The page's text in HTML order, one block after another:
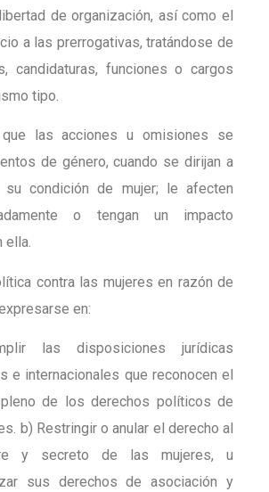
de organización, así como el
a las prerrogativas, tratándose de
candidaturas, funciones o cargos
tipo.
las acciones u omisiones se
de género, cuando se dirijan a
su condición de mujer; le afecten
o tengan un impacto
ella.
contra las mujeres en razón de
en:
las disposiciones jurídicas
e internacionales que reconocen el
de los derechos políticos de
b) Restringir o anular el derecho al
y secreto de las mujeres, u
sus derechos de asociación y